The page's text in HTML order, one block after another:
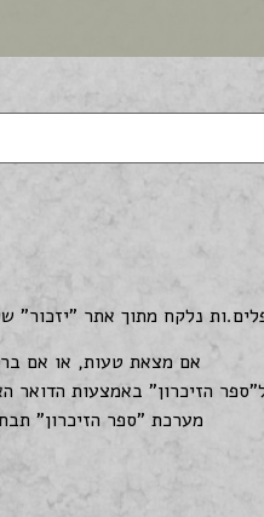
נלקח מתוך אתר
אם מצאת טעות, או אם
הזיכרון" באמצעות הדואר
מערכת "ספר הזיכרון"